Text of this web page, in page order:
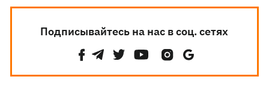
Подписывайтесь на нас в соц. сетях